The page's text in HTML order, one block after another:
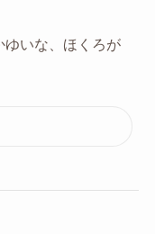
ゆいな、ほくろが